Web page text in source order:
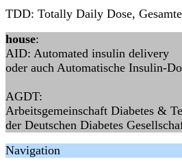
TDD: Totally Daily Dose,
house:
AID: Automated insulin delivery
oder auch Automatische Insulin-
AGDT:
Arbeitsgemeinschaft Diabetes &
der Deutschen Diabetes
Navigation